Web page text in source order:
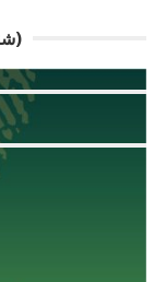
SHANAKHT KAY QAIDI (شناخت کے قیدی)